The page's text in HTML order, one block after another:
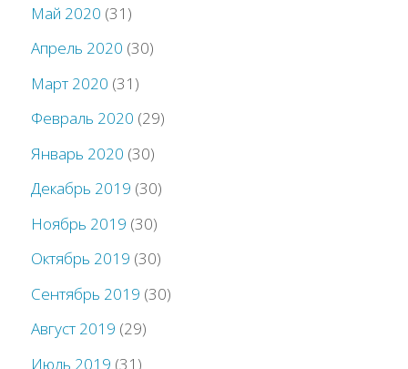
Май 2020 (31)
Апрель 2020 (30)
Март 2020 (31)
Февраль 2020 (29)
Январь 2020 (30)
Декабрь 2019 (30)
Ноябрь 2019 (30)
Октябрь 2019 (30)
Сентябрь 2019 (30)
Август 2019 (29)
Июль 2019 (31)